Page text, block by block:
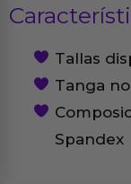
Tallas
Tanga
Spandex